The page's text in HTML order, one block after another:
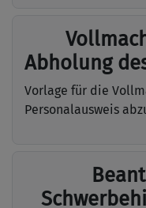
Abholung
Vorlage für die
Personalausweis